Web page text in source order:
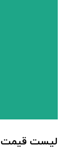
لیست قیمت